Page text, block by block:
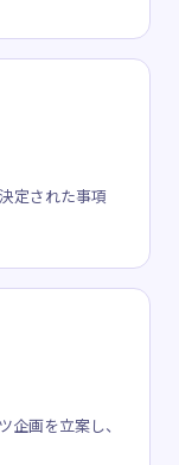
定された事項
企画を立案し、